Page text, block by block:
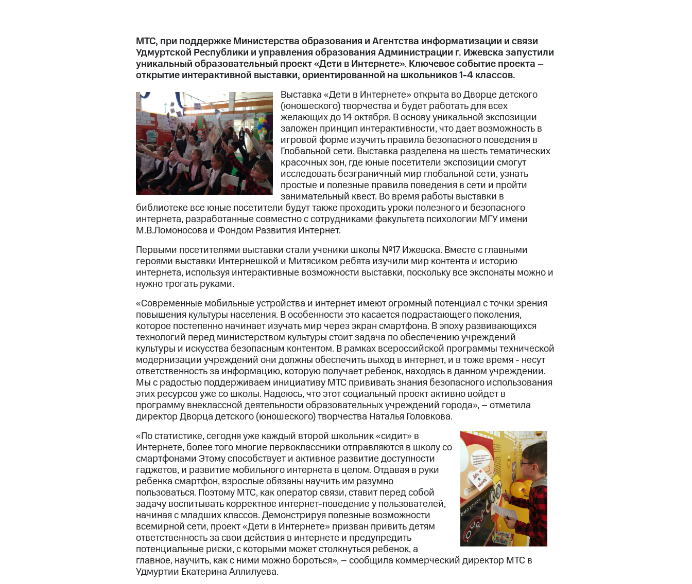
МТС, при поддержке Министерства образования и Агентства информатизации и связи
Удмуртской Республики и управления образования Администрации г. Ижевска запустили
уникальный образовательный проект «Дети в Интернете». Ключевое событие проекта –
открытие интерактивной выставки, ориентированной на школьников 1-4 классов.
Выставка «Дети в Интернете» открыта во Дворце детского
(юношеского) творчества и будет работать для всех
желающих до 14 октября. В основу уникальной экспозиции
заложен принцип интерактивности, что дает возможность в
игровой форме изучить правила безопасного поведения в
Глобальной сети. Выставка разделена на шесть тематических
красочных зон, где юные посетители экспозиции смогут
исследовать безграничный мир глобальной сети, узнать
простые и полезные правила поведения в сети и пройти
занимательный квест. Во время работы выставки в
библиотеке все юные посетители будут также проходить уроки полезного и безопасного
интернета, разработанные совместно с сотрудниками факультета психологии МГУ имени
М.В.Ломоносова и Фондом Развития Интернет.
Первыми посетителями выставки стали ученики школы №17 Ижевска. Вместе с главными
героями выставки Интернешкой и Митясиком ребята изучили мир контента и историю
интернета, используя интерактивные возможности выставки, поскольку все экспонаты можно и
нужно трогать руками.
«Современные мобильные устройства и интернет имеют огромный потенциал с точки зрения
повышения культуры населения. В особенности это касается подрастающего поколения,
которое постепенно начинает изучать мир через экран смартфона. В эпоху развивающихся
технологий перед министерством культуры стоит задача по обеспечению учреждений
культуры и искусства безопасным контентом. В рамках всероссийской программы технической
модернизации учреждений они должны обеспечить выход в интернет, и в тоже время - несут
ответственность за информацию, которую получает ребенок, находясь в данном учреждении.
Мы с радостью поддерживаем инициативу МТС прививать знания безопасного использования
этих ресурсов уже со школы. Надеюсь, что этот социальный проект активно войдет в
программу внеклассной деятельности образовательных учреждений города», – отметила
директор Дворца детского (юношеского) творчества Наталья Головкова.
«По статистике, сегодня уже каждый второй школьник «сидит» в
Интернете, более того многие первоклассники отправляются в школу со
смартфонами Этому способствует и активное развитие доступности
гаджетов, и развитие мобильного интернета в целом. Отдавая в руки
ребенка смартфон, взрослые обязаны научить им разумно
пользоваться. Поэтому МТС, как оператор связи, ставит перед собой
задачу воспитывать корректное интернет-поведение у пользователей,
начиная с младших классов. Демонстрируя полезные возможности
всемирной сети, проект «Дети в Интернете» призван привить детям
ответственность за свои действия в интернете и предупредить
потенциальные риски, с которыми может столкнуться ребенок, а
главное, научить, как с ними можно бороться», – сообщила коммерческий директор МТС в
Удмуртии Екатерина Аллилуева.